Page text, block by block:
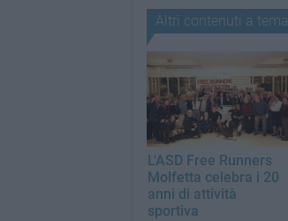
Altri contenuti a tema
L'ASD Free Runners
Molfetta celebra i 20
anni di attività
sportiva